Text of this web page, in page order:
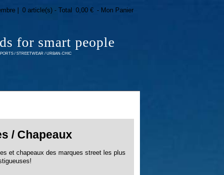
for smart people
/ STREETWEAR / URBAN-CHIC
| 0 article(s) - Total 0,00 € - Mon Panier
/ Chapeaux
et chapeaux des marques street les plus